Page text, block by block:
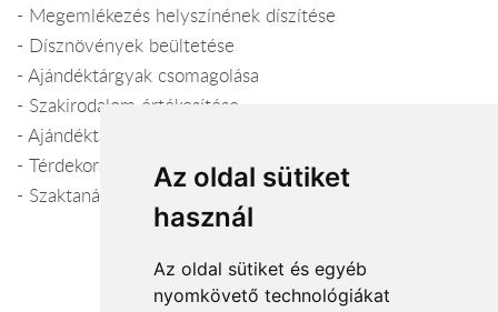
Az oldal sütiket
használ
Az oldal sütiket és egyéb
nyomkövető technológiákat
- Megemlékezés helyszínének díszítése
- Dísznövények beültetése
- Ajándéktárgyak csomagolása
- Szakirodalom értékesítése
- Ajándéktárgyak, kiegészítők forgalmazása
- Térdekoráció
- Szaktanácsadás